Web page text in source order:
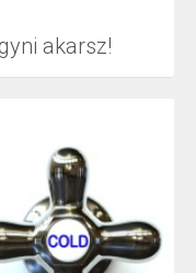
akarsz!